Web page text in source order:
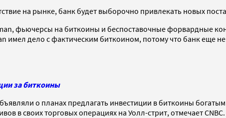
на рынке, банк будет выборочно привлекать новых
фьючерсы на биткоины и беспоставочные форвардные
дело с фактическим биткоином, потому что банк еще
за биткоины
о планах предлагать инвестиции в биткоины
в своих торговых операциях на Уолл-стрит, отмечает CNBC.